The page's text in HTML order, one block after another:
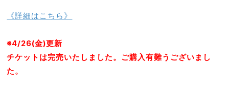
《詳細はこちら》
※4/26(金)更新
チケットは完売いたしました。ご購入有難うございまし
た。